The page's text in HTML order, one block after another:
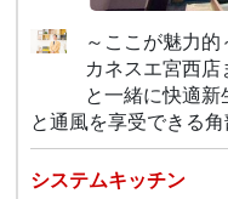
～ここが魅力
カネスエ宮西
と一緒に快適
と通風を享受できる角
システムキッチン